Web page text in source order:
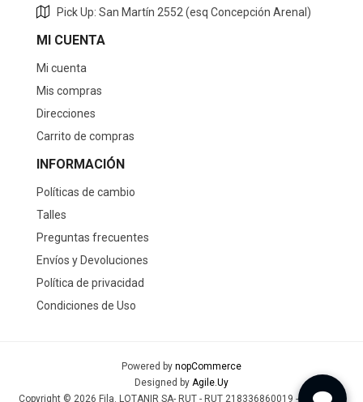
Pick Up: San Martín 2552 (esq Concepción Arenal)
MI CUENTA
Mi cuenta
Mis compras
Direcciones
Carrito de compras
INFORMACIÓN
Políticas de cambio
Talles
Preguntas frecuentes
Envíos y Devoluciones
Política de privacidad
Condiciones de Uso
Powered by nopCommerce
Designed by Agile.Uy
Copyright © 2026 Fila. LOTANIR SA- RUT - RUT 218336860019 - Todos los